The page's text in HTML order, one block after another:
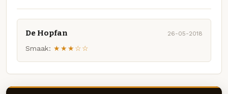
De Hopfan 26-05-2018
Smaak: ★★★☆☆